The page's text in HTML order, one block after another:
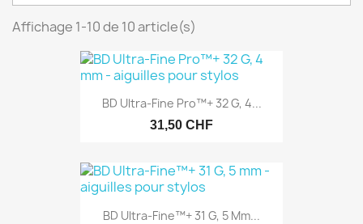
Affichage 1-10 de 10 article(s)
BD Ultra-Fine Pro™+ 32 G, 4...
31,50 CHF
BD Ultra-Fine™+ 31 G, 5 Mm...